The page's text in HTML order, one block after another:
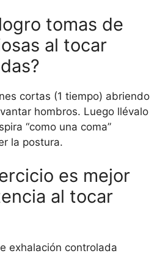
tomas de
al tocar
cortas (1 tiempo) abriendo
hombros. Luego llévalo
“como una coma”
la postura.
es mejor
al tocar
exhalación controlada